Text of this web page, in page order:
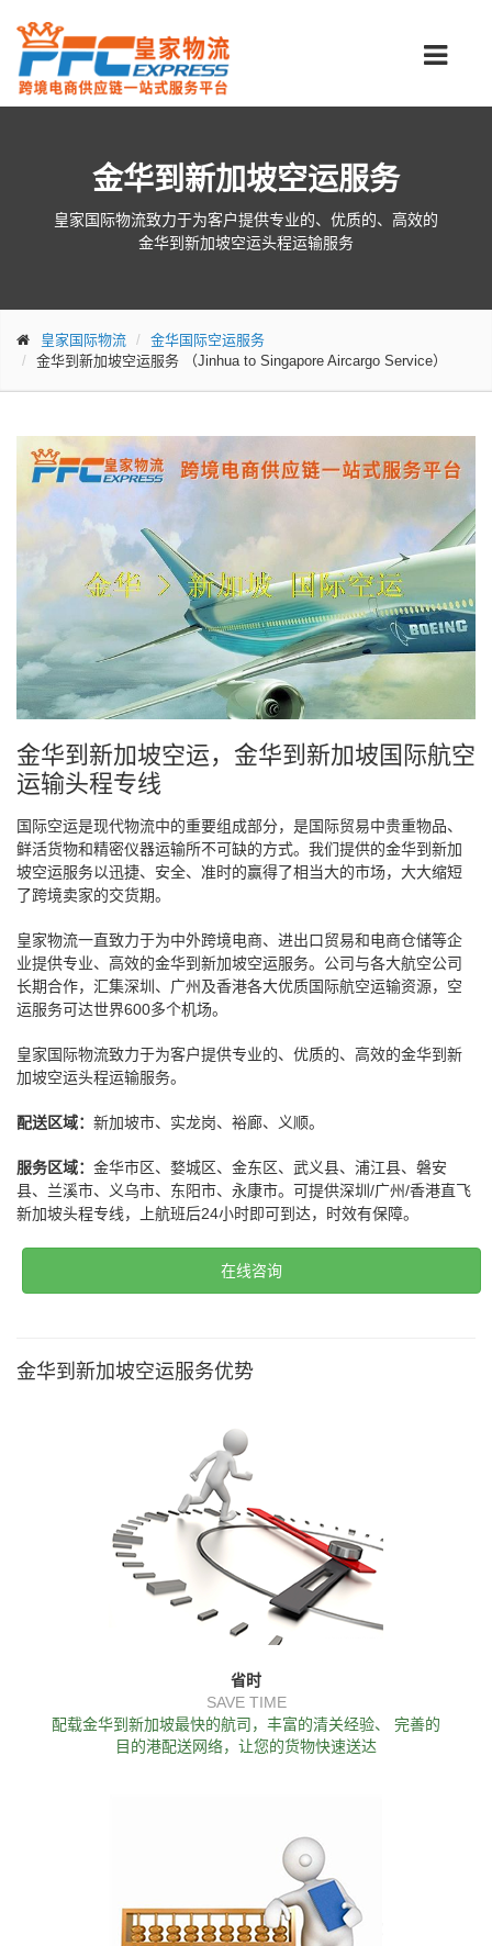
金华到新加坡空运服务
皇家国际物流致力于为客户提供专业的、优质的、高效的
金华到新加坡空运头程运输服务
皇家国际物流
金华国际空运服务
金华到新加坡空运服务 （Jinhua to Singapore Aircargo Service）
金华到新加坡空运，金华到新加坡国际航空
运输头程专线
国际空运是现代物流中的重要组成部分，是国际贸易中贵重物品、
鲜活货物和精密仪器运输所不可缺的方式。我们提供的金华到新加
坡空运服务以迅捷、安全、准时的赢得了相当大的市场，大大缩短
了跨境卖家的交货期。
皇家物流一直致力于为中外跨境电商、进出口贸易和电商仓储等企
业提供专业、高效的金华到新加坡空运服务。公司与各大航空公司
长期合作，汇集深圳、广州及香港各大优质国际航空运输资源，空
运服务可达世界600多个机场。
皇家国际物流致力于为客户提供专业的、优质的、高效的金华到新
加坡空运头程运输服务。
配送区域： 新加坡市、实龙岗、裕廊、义顺。
服务区域： 金华市区、婺城区、金东区、武义县、浦江县、磐安
县、兰溪市、义乌市、东阳市、永康市。可提供深圳/广州/香港直飞
新加坡头程专线，上航班后24小时即可到达，时效有保障。
在线咨询
金华到新加坡空运服务优势
省时
SAVE TIME
配载金华到新加坡最快的航司，丰富的清关经验、 完善的
目的港配送网络，让您的货物快速送达